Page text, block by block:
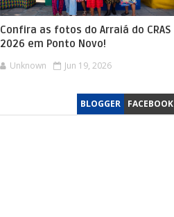
Confira as fotos do Arraiá do CRAS
2026 em Ponto Novo!
Unknown Jun 19, 2026
BLOGGER FACEBOOK